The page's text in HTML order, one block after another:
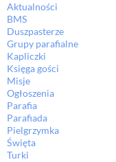
Aktualności
BMS
Duszpasterze
Grupy parafialne
Kapliczki
Księga gości
Misje
Ogłoszenia
Parafia
Parafiada
Pielgrzymka
Święta
Turki